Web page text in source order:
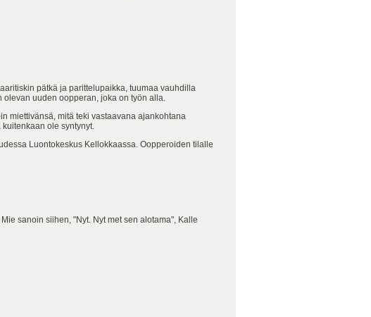
pätkä ja parittelupaikka, tuumaa vauhdilla
olevan uuden oopperan, joka on työn alla.
miettivänsä, mitä teki vastaavana ajankohtana
ole syntynyt.
Luontokeskus Kellokkaassa. Oopperoiden tilalle
sanoin siihen, "Nyt. Nyt met sen alotama", Kalle